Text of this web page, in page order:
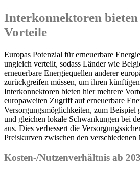
Interkonnektoren
Vorteile
Europas Potenzial für erneuerbare
ungleich verteilt, sodass Länder wie
erneuerbare Energiequellen anderer
zurückgreifen müssen, um ihren
Interkonnektoren bieten hier mehrere
europaweiten Zugriff auf erneuerbare
Versorgungsmöglichkeiten, zum Beispiel
und gleichen lokale Schwankungen bei
aus. Dies verbessert die
Preiskurven zwischen den verschiedenen
Kosten-/Nutzenverhältnis ab